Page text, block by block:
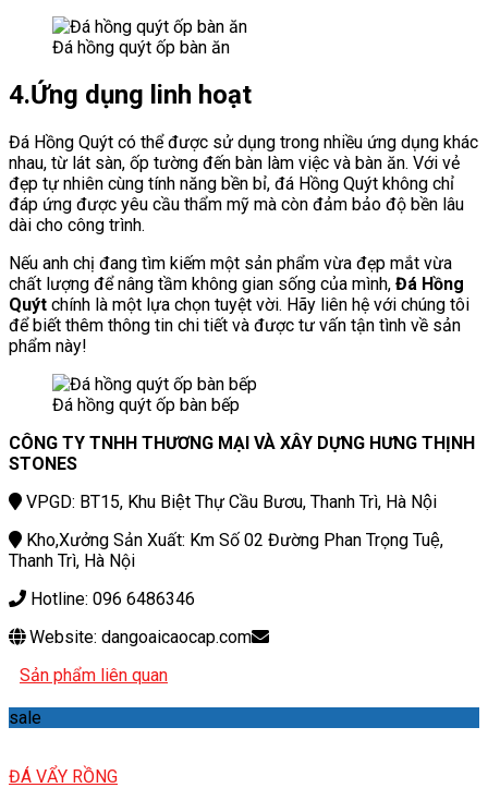
Đá hồng quýt ốp bàn ăn
4.Ứng dụng linh hoạt
Đá Hồng Quýt có thể được sử dụng trong nhiều ứng dụng khác
nhau, từ lát sàn, ốp tường đến bàn làm việc và bàn ăn. Với vẻ
đẹp tự nhiên cùng tính năng bền bỉ, đá Hồng Quýt không chỉ
đáp ứng được yêu cầu thẩm mỹ mà còn đảm bảo độ bền lâu
dài cho công trình.
Nếu anh chị đang tìm kiếm một sản phẩm vừa đẹp mắt vừa
chất lượng để nâng tầm không gian sống của mình, Đá Hồng
Quýt chính là một lựa chọn tuyệt vời. Hãy liên hệ với chúng tôi
để biết thêm thông tin chi tiết và được tư vấn tận tình về sản
phẩm này!
Đá hồng quýt ốp bàn bếp
CÔNG TY TNHH THƯƠNG MẠI VÀ XÂY DỰNG HƯNG THỊNH
STONES
VPGD: BT15, Khu Biệt Thự Cầu Bươu, Thanh Trì, Hà Nội
Kho,Xưởng Sản Xuất: Km Số 02 Đường Phan Trọng Tuệ,
Thanh Trì, Hà Nội
Hotline: 096 6486346
Website: dangoaicaocap.com
Sản phẩm liên quan
sale
ĐÁ VẨY RỒNG